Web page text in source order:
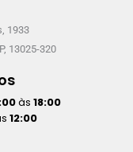
1933
13025-320
às 18:00
12:00